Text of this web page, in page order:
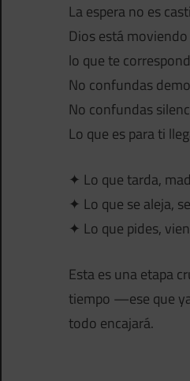
La espera no es
Dios está
lo que te
No confundas
No confundas
Lo que es para ti
✦ Lo que tarda,
✦ Lo que se aleja,
✦ Lo que pides,
Esta es una etapa
tiempo —ese que
todo encajará.